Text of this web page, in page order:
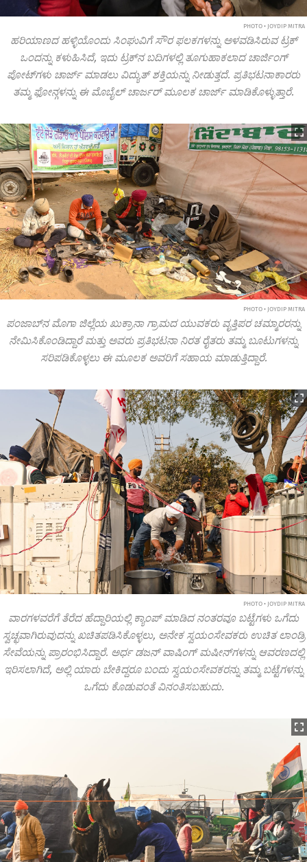
PHOTO • JOYDIP MITRA
ಹರಿಯಾಣದ ಹಳ್ಳಿಯೊಂದು ಸಿಂಘುವಿಗೆ ಸೌರ ಫಲಕಗಳನ್ನು ಅಳವಡಿಸಿರುವ ಟ್ರಕ್
ಒಂದನ್ನು ಕಳುಹಿಸಿದೆ, ಇದು ಟ್ರಕ್‌ನ ಬದಿಗಳಲ್ಲಿ ತೂಗುಹಾಕಲಾದ ಚಾರ್ಜಿಂಗ್‌
ಪೋಟ್‌ಗಳು ಚಾರ್ಜ್ ಮಾಡಲು ವಿದ್ಯುತ್ ಶಕ್ತಿಯನ್ನು ನೀಡುತ್ತದೆ. ಪ್ರತಿಭಟನಾಕಾರರು
ತಮ್ಮ ಫೋನ್ಗಳನ್ನು ಈ ಮೊಬೈಲ್ ಚಾರ್ಜರ್‌ ಮೂಲಕ ಚಾರ್ಜ್ ಮಾಡಿಕೊಳ್ಳುತ್ತಾರೆ.
PHOTO • JOYDIP MITRA
ಪಂಜಾಬ್‌ನ ಮೊಗಾ ಜಿಲ್ಲೆಯ ಖುಕ್ರಾನಾ ಗ್ರಾಮದ ಯುವಕರು ವೃತ್ತಿಪರ ಚಮ್ಮಾರರನ್ನು
ನೇಮಿಸಿಕೊಂಡಿದ್ದಾರೆ ಮತ್ತು ಅವರು ಪ್ರತಿಭಟನಾ ನಿರತ ರೈತರು ತಮ್ಮ ಬೂಟುಗಳನ್ನು
ಸರಿಪಡಿಕೊಳ್ಳಲು ಈ ಮೂಲಕ ಅವರಿಗೆ ಸಹಾಯ ಮಾಡುತ್ತಿದ್ದಾರೆ.
PHOTO • JOYDIP MITRA
ವಾರಗಳವರೆಗೆ ತೆರೆದ ಹೆದ್ದಾರಿಯಲ್ಲಿ ಕ್ಯಾಂಪ್ ಮಾಡಿದ ನಂತರವೂ ಬಟ್ಟೆಗಳು ಒಗೆದು
ಸ್ವಚ್ಛವಾಗಿರುವುದನ್ನು ಖಚಿತಪಡಿಸಿಕೊಳ್ಳಲು, ಅನೇಕ ಸ್ವಯಂಸೇವಕರು ಉಚಿತ ಲಾಂಡ್ರಿ
ಸೇವೆಯನ್ನು ಪ್ರಾರಂಭಿಸಿದ್ದಾರೆ. ಅರ್ಧ ಡಜನ್ ವಾಷಿಂಗ್‌ ಮಷೀನ್‌ಗಳನ್ನು ಆವರಣದಲ್ಲಿ
ಇರಿಸಲಾಗಿದೆ, ಅಲ್ಲಿ ಯಾರು ಬೇಕಿದ್ದರೂ ಬಂದು ಸ್ವಯಂಸೇವಕರನ್ನು ತಮ್ಮ ಬಟ್ಟೆಗಳನ್ನು
ಒಗೆದು ಕೊಡುವಂತೆ ವಿನಂತಿಸಬಹುದು.